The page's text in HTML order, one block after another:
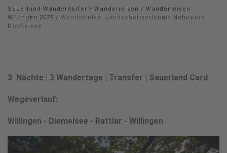
Sauerland-Wanderdörfer / Wanderreisen / Wanderreisen
Willingen 2026 / Wanderreise: Landschaftserlebnis Naturpark
Diemelsee
3 Nächte | 3 Wandertage | Transfer | Sauerland Card
Wegeverlauf:
Willingen - Diemelsee - Rattlar - Willingen